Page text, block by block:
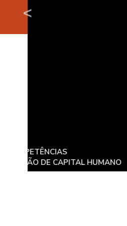
HUMANO
<